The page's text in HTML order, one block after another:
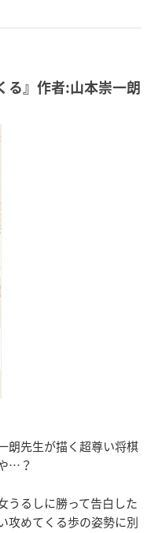
る』作者:山本崇一朗
朗先生が描く超尊い将棋
…？
うるしに勝って告白した
攻めてくる歩の姿勢に別